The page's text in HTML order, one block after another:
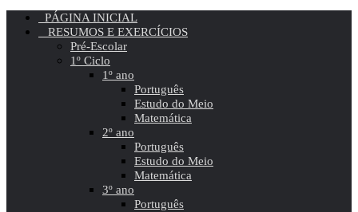
PÁGINA INICIAL
RESUMOS E EXERCÍCIOS
Pré-Escolar
1º Ciclo
1º ano
Português
Estudo do Meio
Matemática
2º ano
Português
Estudo do Meio
Matemática
3º ano
Português